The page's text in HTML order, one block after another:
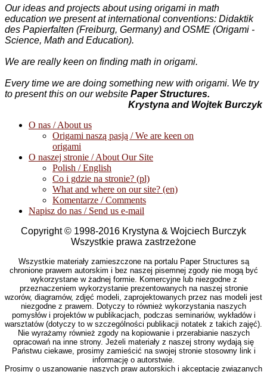
Our ideas and projects about using origami in math
education we present at international conventions: Didaktik
des Papierfalten (Freiburg, Germany) and OSME (Origami -
Science, Math and Education).
We are really keen on finding math in origami.
Every time we are doing something new with origami. We try
to present this on our website Paper Structures.
Krystyna and Wojtek Burczyk
O nas / About us
Origami naszą pasją / We are keen on
origami
O naszej stronie / About Our Site
Polish / English
Co i gdzie na stronie? (pl)
What and where on our site? (en)
Komentarze / Comments
Napisz do nas / Send us e-mail
Copyright © 1998-2016 Krystyna & Wojciech Burczyk
Wszystkie prawa zastrzeżone
Wszystkie materiały zamieszczone na portalu Paper Structures są
chronione prawem autorskim i bez naszej pisemnej zgody nie mogą być
wykorzystane w żadnej formie. Komercyjne lub niezgodne z
przeznaczeniem wykorzystanie prezentowanych na naszej stronie
wzorów, diagramów, zdjęć modeli, zaprojektowanych przez nas modeli jest
niezgodne z prawem. Dotyczy to również wykorzystania naszych
pomysłów i projektów w publikacjach, podczas seminariów, wykładów i
warsztatów (dotyczy to w szczególności publikacji notatek z takich zajęć).
Nie wyrażamy również zgody na kopiowanie i przerabianie naszych
opracowań na inne strony. Jeżeli materiały z naszej strony wydają się
Państwu ciekawe, prosimy zamieścić na swojej stronie stosowny link i
informację o autorstwie.
Prosimy o uszanowanie naszych praw autorskich i akceptację związanych